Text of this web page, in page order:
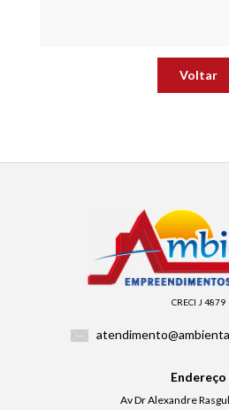
Voltar
CRECI J 4879
Endereço
Av Dr Alexandre